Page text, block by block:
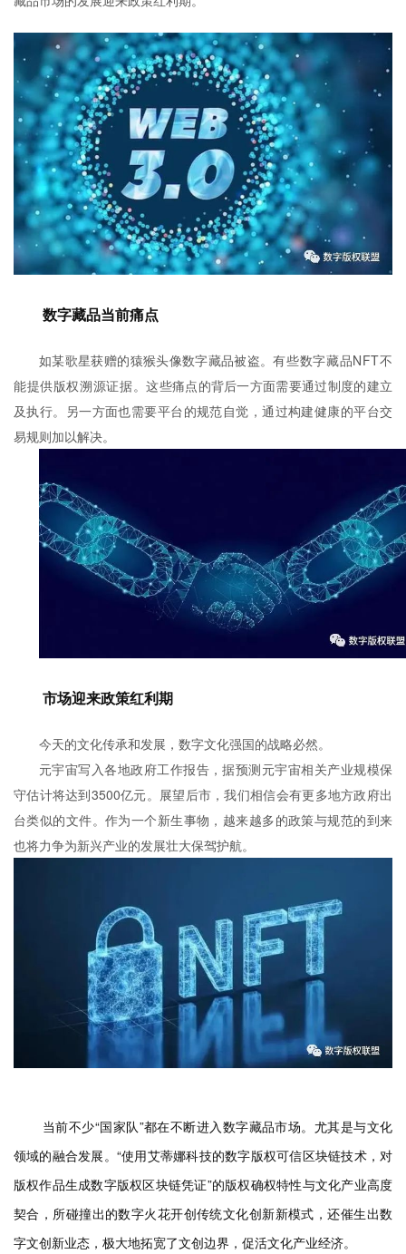
数字藏品当前痛点
如某歌星获赠的猿猴头像数字藏品被盗。有些数字藏品NFT不
能提供版权溯源证据。这些痛点的背后一方面需要通过制度的建立
及执行。另一方面也需要平台的规范自觉，通过构建健康的平台交
易规则加以解决。
市场迎来政策红利期
今天的文化传承和发展，数字文化强国的战略必然。
元宇宙写入各地政府工作报告，据预测元宇宙相关产业规模保
守估计将达到3500亿元。展望后市，我们相信会有更多地方政府出
台类似的文件。作为一个新生事物，越来越多的政策与规范的到来
也将力争为新兴产业的发展壮大保驾护航。
当前不少“国家队”都在不断进入数字藏品市场。 尤其是与文化
领域的融合发展。 “使用艾蒂娜科技的数字版权可信区块链技术，对
版权作品生成数字版权区块链凭证”的版权确权特性与文化产业高度
契合，所碰撞出的数字火花开创传统文化创新新模式，还催生出数
字文创新业态，极大地拓宽了文创边界，促活文化产业经济。